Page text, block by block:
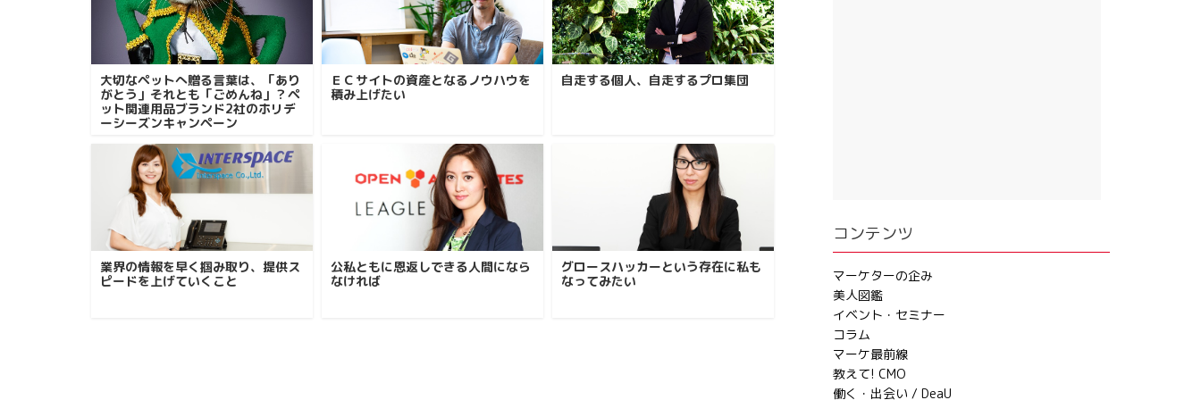
大切なペットへ贈る言葉は、「あり
がとう」それとも「ごめんね」？ペ
ット関連用品ブランド2社のホリデ
ーシーズンキャンペーン
ＥＣサイトの資産となるノウハウを
積み上げたい
自走する個人、自走するプロ集団
業界の情報を早く掴み取り、提供ス
ピードを上げていくこと
公私ともに恩返しできる人間になら
なければ
グロースハッカーという存在に私も
なってみたい
コンテンツ
マーケターの企み
美人図鑑
イベント・セミナー
コラム
マーケ最前線
教えて! CMO
働く・出会い / DeaU